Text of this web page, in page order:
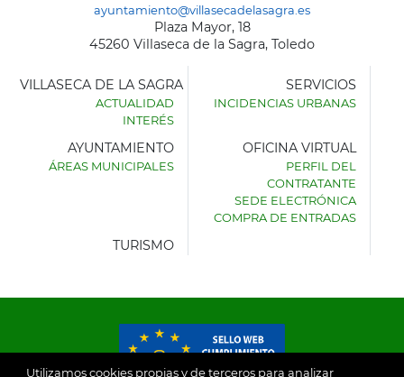
Utilizamos cookies propias y de terceros para analizar
ayuntamiento@villasecadelasagra.es
Plaza Mayor, 18
45260 Villaseca de la Sagra, Toledo
AYUNTAMIENTO
VILLASECA DE LA SAGRA
ACTUALIDAD
INTERÉS
SERVICIOS
INCIDENCIAS URBANAS
AYUNTAMIENTO
ÁREAS MUNICIPALES
OFICINA VIRTUAL
PERFIL DEL
CONTRATANTE
SEDE ELECTRÓNICA
COMPRA DE ENTRADAS
TURISMO